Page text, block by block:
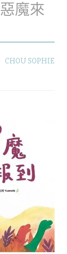
魔來
CHOU SOPHIE